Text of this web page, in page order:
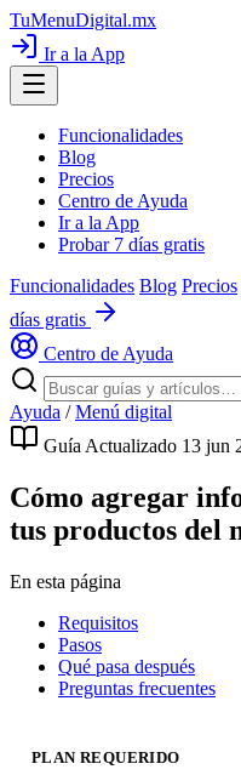
TuMenuDigital.mx
Ir a la App
Funcionalidades
Blog
Precios
Centro de Ayuda
Ir a la App
Probar 7 días gratis
Funcionalidades Blog Precios
días gratis
Centro de Ayuda
Ayuda / Menú digital
Guía Actualizado 13 jun
Cómo agregar
tus productos del
En esta página
Requisitos
Pasos
Qué pasa después
Preguntas frecuentes
PLAN REQUERIDO